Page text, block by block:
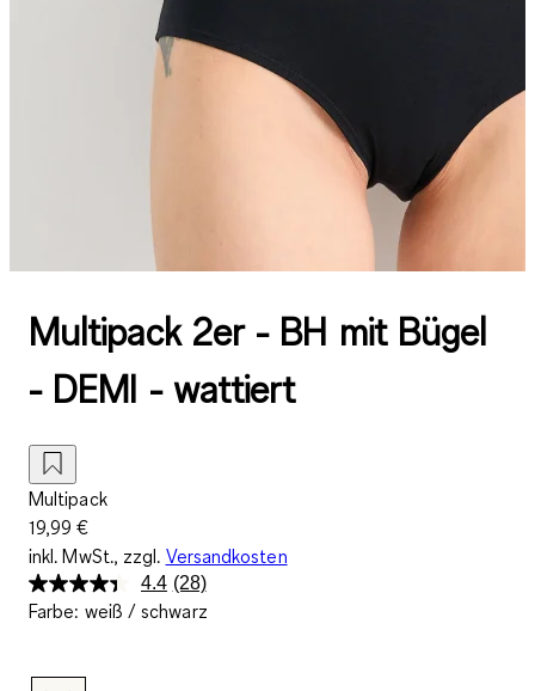
Multipack 2er - BH mit Bügel
- DEMI - wattiert
Multipack
19,99 €
inkl. MwSt., zzgl. Versandkosten
4.4 28
Bewertungen
(28)
Farbe: weiß / schwarz